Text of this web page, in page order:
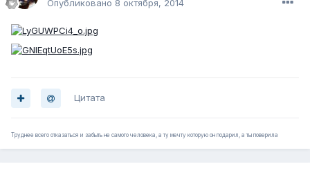
Опубликовано 8 октября, 2014
Цитата
Труднее всего отказаться и забыть не самого человека, а ту мечту которую он подарил, а ты поверила